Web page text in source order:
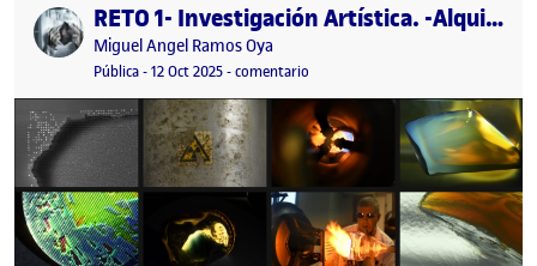
Publicado por RETO 1- Investigación Artística. -Alquimia del color-
Publicado por
Miguel Angel Ramos Oya
Visibilidad:
Pública-Fecha de publicación
12 Oct 202512 octubre, 2025 4:55 pm
-comentario